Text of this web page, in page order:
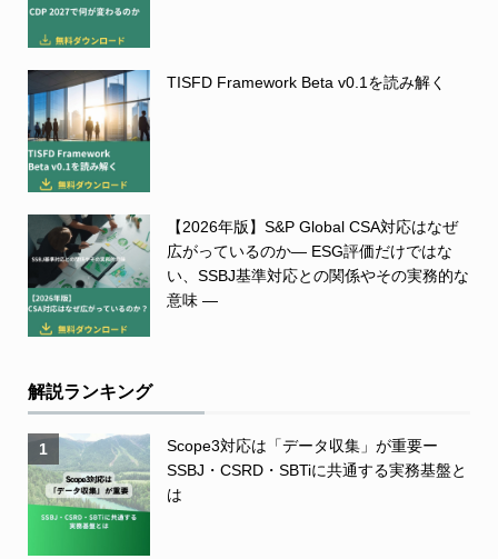
TISFD Framework Beta v0.1を読み解く
【2026年版】S&P Global CSA対応はなぜ
広がっているのか― ESG評価だけではな
い、SSBJ基準対応との関係やその実務的な
意味 ―
解説ランキング
1
Scope3対応は「データ収集」が重要ー
SSBJ・CSRD・SBTiに共通する実務基盤と
は